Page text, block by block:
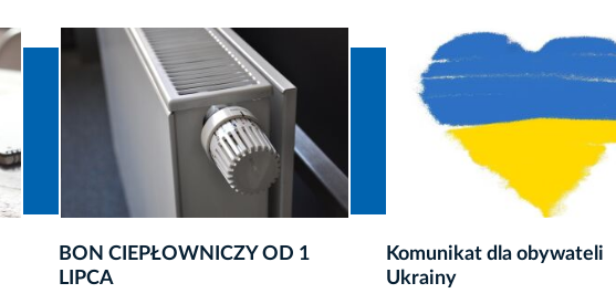
Komunikat dla obywateli
Ukrainy
Zmiana ustawy dla
Ukrainy w zakresie